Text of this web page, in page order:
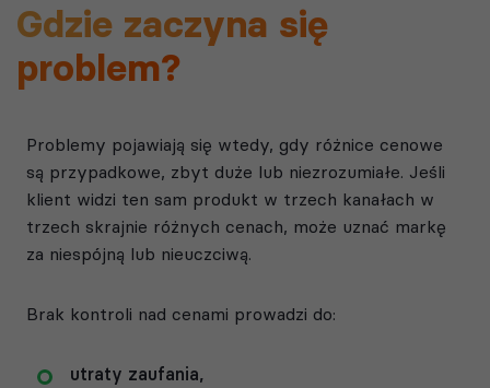
Gdzie zaczyna się
problem?
Problemy pojawiają się wtedy, gdy różnice cenowe
są przypadkowe, zbyt duże lub niezrozumiałe. Jeśli
klient widzi ten sam produkt w trzech kanałach w
trzech skrajnie różnych cenach, może uznać markę
za niespójną lub nieuczciwą.
Brak kontroli nad cenami prowadzi do:
utraty zaufania,